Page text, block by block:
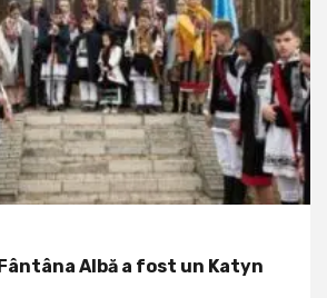
Albă a fost un Katyn